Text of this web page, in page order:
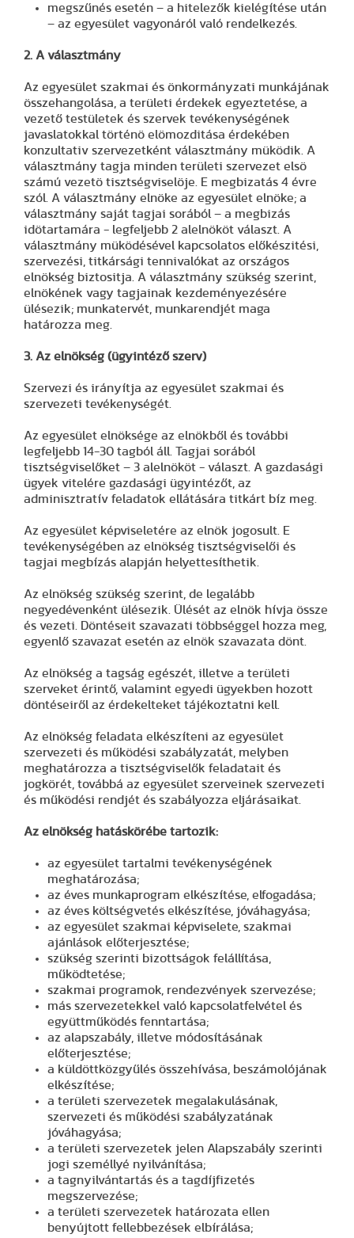
megszűnés esetén – a hitelezők kielégítése után
– az egyesület vagyonáról való rendelkezés.
2. A választmány
Az egyesület szakmai és önkormányzati munkájának
összehangolása, a területi érdekek egyeztetése, a
vezető testületek és szervek tevékenységének
javaslatokkal történö elömozditása érdekében
konzultativ szervezetként választmány müködik. A
választmány tagja minden területi szervezet elsö
számú vezetö tisztségviselöje. E megbizatás 4 évre
szól. A választmány elnöke az egyesület elnöke; a
választmány saját tagjai sorából – a megbizás
idötartamára - legfeljebb 2 alelnököt választ. A
választmány müködésével kapcsolatos előkészitési,
szervezési, titkársági tennivalókat az országos
elnökség biztositja. A választmány szükség szerint,
elnökének vagy tagjainak kezdeményezésére
ülésezik; munkatervét, munkarendjét maga
határozza meg.
3. Az elnökség (ügyintéző szerv)
Szervezi és irányítja az egyesület szakmai és
szervezeti tevékenységét.
Az egyesület elnöksége az elnökből és további
legfeljebb 14-30 tagból áll. Tagjai sorából
tisztségviselőket – 3 alelnököt - választ. A gazdasági
ügyek vitelére gazdasági ügyintézőt, az
adminisztratív feladatok ellátására titkárt bíz meg.
Az egyesület képviseletére az elnök jogosult. E
tevékenységében az elnökség tisztségviselői és
tagjai megbízás alapján helyettesíthetik.
Az elnökség szükség szerint, de legalább
negyedévenként ülésezik. Ülését az elnök hívja össze
és vezeti. Döntéseit szavazati többséggel hozza meg,
egyenlő szavazat esetén az elnök szavazata dönt.
Az elnökség a tagság egészét, illetve a területi
szerveket érintő, valamint egyedi ügyekben hozott
döntéseiről az érdekelteket tájékoztatni kell.
Az elnökség feladata elkészíteni az egyesület
szervezeti és működési szabályzatát, melyben
meghatározza a tisztségviselők feladatait és
jogkörét, továbbá az egyesület szerveinek szervezeti
és működési rendjét és szabályozza eljárásaikat.
Az elnökség hatáskörébe tartozik:
az egyesület tartalmi tevékenységének
meghatározása;
az éves munkaprogram elkészítése, elfogadása;
az éves költségvetés elkészítése, jóváhagyása;
az egyesület szakmai képviselete, szakmai
ajánlások előterjesztése;
szükség szerinti bizottságok felállítása,
működtetése;
szakmai programok, rendezvények szervezése;
más szervezetekkel való kapcsolatfelvétel és
együttműködés fenntartása;
az alapszabály, illetve módosításának
előterjesztése;
a küldöttközgyűlés összehívása, beszámolójának
elkészítése;
a területi szervezetek megalakulásának,
szervezeti és működési szabályzatának
jóváhagyása;
a területi szervezetek jelen Alapszabály szerinti
jogi személlyé nyilvánítása;
a tagnyilvántartás és a tagdíjfizetés
megszervezése;
a területi szervezetek határozata ellen
benyújtott fellebbezések elbírálása;